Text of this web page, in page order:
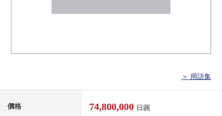
＞ 用語集
價格 74,800,000 日圓